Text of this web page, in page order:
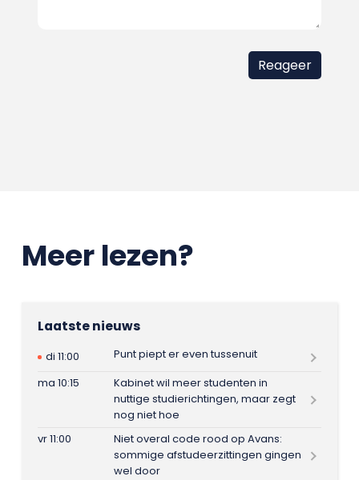
Meer lezen?
Laatste nieuws
di 11:00
Punt piept er even tussenuit
ma 10:15
Kabinet wil meer studenten in
nuttige studierichtingen, maar zegt
nog niet hoe
vr 11:00
Niet overal code rood op Avans:
sommige afstudeerzittingen gingen
wel door